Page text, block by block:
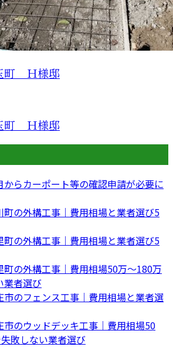
町 Ｈ様邸
町 Ｈ様邸
からカーポート等の確認申請が必要に
町の外構工事｜費用相場と業者選び5
町の外構工事｜費用相場と業者選び5
町の外構工事｜費用相場50万〜180万
業者選び
市のフェンス工事｜費用相場と業者選
市のウッドデッキ工事｜費用相場50
敗しない業者選び